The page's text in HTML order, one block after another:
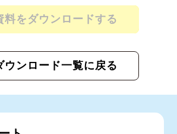
料をダウンロードする
ウンロード一覧に戻る